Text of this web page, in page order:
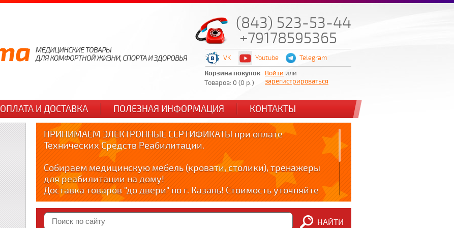
(843) 523-53-44
+79178595365
VK Youtube
Telegram
Корзина покупок
Товаров: 0 (0 р.)
Войти или
зарегистрироваться
ОПЛАТА И ДОСТАВКА ПОЛЕЗНАЯ ИНФОРМАЦИЯ КОНТАКТЫ
ПРИНИМАЕМ ЭЛЕКТРОННЫЕ СЕРТИФИКАТЫ при оплате
Технических Средств Реабилитации.
Собираем медицинскую мебель (кровати, столики), тренажеры
для реабилитации на дому!
Доставка товаров "до двери" по г. Казань! Стоимость уточняйте
по тел. +79178595365
Краткие видео обзоры медицинских товаров!!!
YOUTUBE: youtube.com/@zabota16 ; Теlegram: t.me/zabota16 ;
НАЙТИ